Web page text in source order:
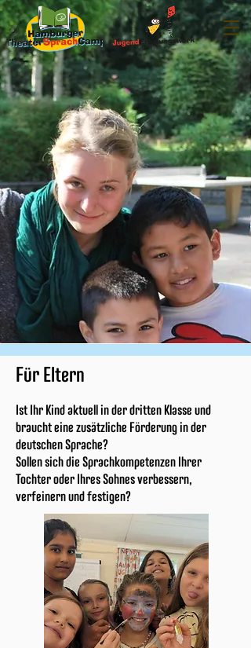
Für Eltern
Ist Ihr Kind aktuell in der dritten Klasse und
braucht eine zusätzliche Förderung in der
deutschen Sprache?
Sollen sich die Sprachkompetenzen Ihrer
Tochter oder Ihres Sohnes verbessern,
verfeinern und festigen?